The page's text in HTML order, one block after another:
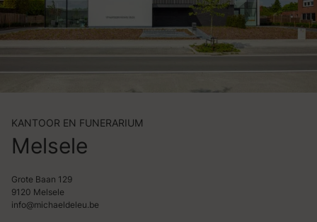
KANTOOR EN FUNERARIUM
Melsele
Grote Baan 129
9120 Melsele
info@michaeldeleu.be